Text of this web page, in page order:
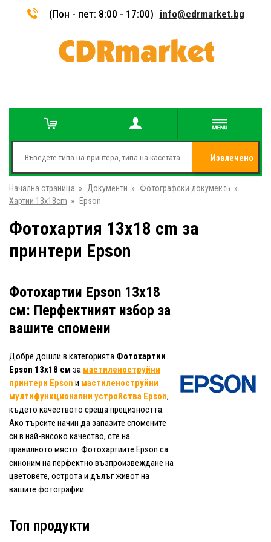
(Пон - пет: 8:00 - 17:00) info@cdrmarket.bg
Извлечено
от
Начална страница » Документи » Фотографски документи »
Хартии 13x18cm » Epson
Фотохартия 13x18 cm за
принтери Epson
Фотохартии Epson 13x18
см: Перфектният избор за
вашите спомени
Добре дошли в категорията Фотохартии
Epson 13x18 см за мастиленоструйни
принтери Epson и мастиленоструйни
мултифункционални устройства Epson,
където качеството среща прецизността.
Ако търсите начин да запазите спомените
си в най-високо качество, сте на
правилното място. Фотохартиите Epson са
синоним на перфектно възпроизвеждане на
цветовете, острота и дълъг живот на
вашите фотографии.
Топ продукти